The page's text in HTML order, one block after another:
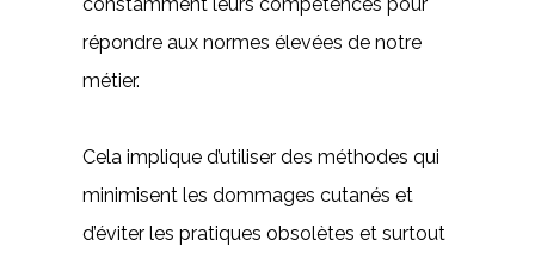
répondre aux normes élevées de notre
métier.
Cela implique d’utiliser des méthodes qui
minimisent les dommages cutanés et
d’éviter les pratiques obsolètes et surtout